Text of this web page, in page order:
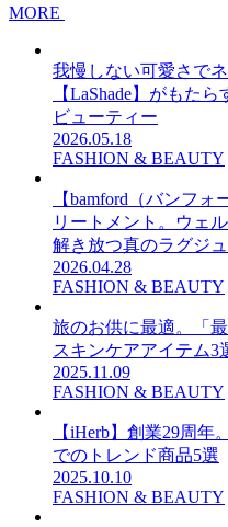
MORE
我慢しない可愛さで
【LaShade】がもた
ビューティー
2026.05.18
FASHION & BEAUTY
【bamford（バンフ
リートメント。ウェ
解き放つ真のラグジ
2026.04.28
FASHION & BEAUTY
旅のお供に最適。「
スキンケアアイテム3
2025.11.09
FASHION & BEAUTY
【iHerb】創業29周
でのトレンド商品5選
2025.10.10
FASHION & BEAUTY